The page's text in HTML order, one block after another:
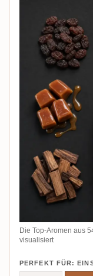
Die Top-Aromen aus
visualisiert
PERFEKT FÜR: